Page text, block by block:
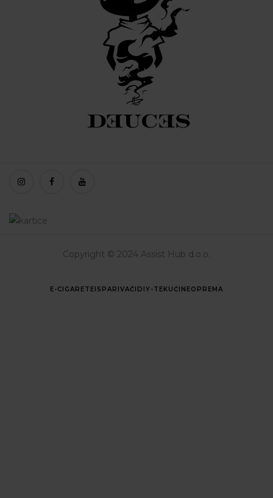
Copyright © 2024 Assist Hub d.o.o.
E-CIGARETEISPARIVAČI DIY-TEKUĆINEOPREMA